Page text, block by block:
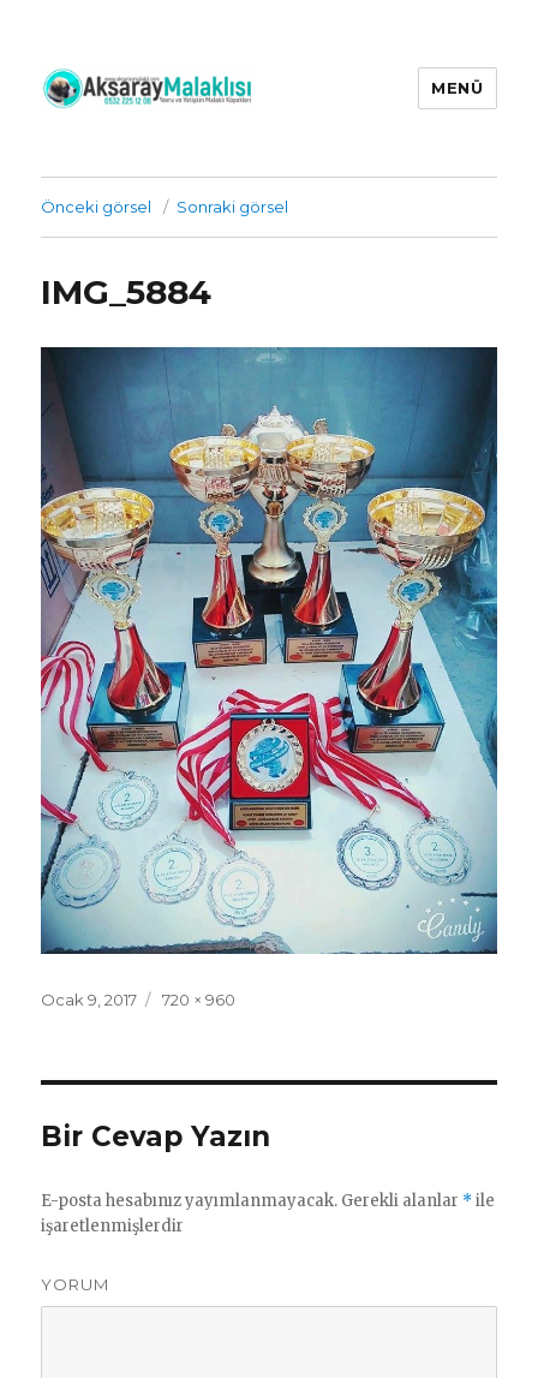
Çiftliği İrtibat : 0532 225 12 06 |
yetişkin ve yavru aksaray malaklı
köpekleri
MENÜ
Önceki görsel Sonraki görsel
IMG_5884
Yayın
Ocak 9, 2017
Tam
720 × 960
Bir Cevap Yazın
E-posta hesabınız yayımlanmayacak. Gerekli alanlar *ile
işaretlenmişlerdir
YORUM